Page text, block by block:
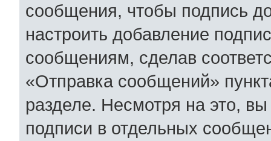
сообщения, чтобы подпись
настроить добавление
сообщениям, сделав
«Отправка сообщений»
разделе. Несмотря на это,
подписи в отдельных